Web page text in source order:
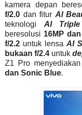
kamera depan
f/2.0 dan fitur AI
teknologi AI Triple
beresolusi 16MP
f/2.2 untuk lensa AI
bukaan f/2.4 untuk
Z1 Pro
dan Sonic Blue.